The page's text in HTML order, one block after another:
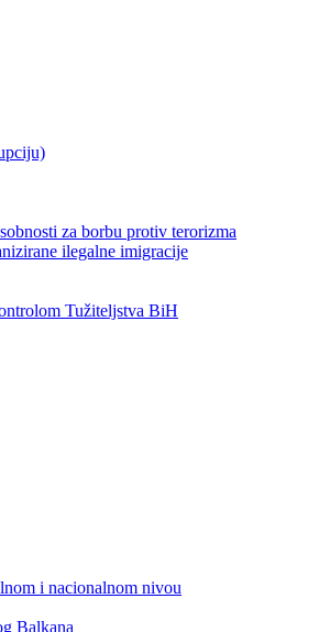
za borbu protiv terorizma
ilegalne imigracije
Tužiteljstva BiH
i nacionalnom nivou
Balkana